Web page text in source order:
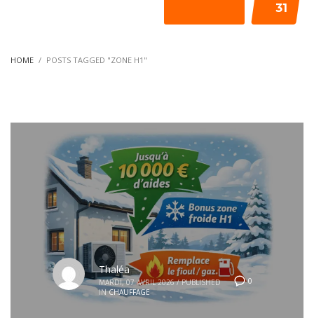
31
HOME POSTS TAGGED "ZONE H1"
0
Thaléa
MARDI, 07 AVRIL 2026 / PUBLISHED
IN CHAUFFAGE